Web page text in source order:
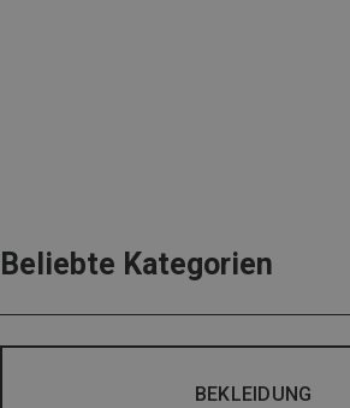
Beliebte Kategorien
BEKLEIDUNG